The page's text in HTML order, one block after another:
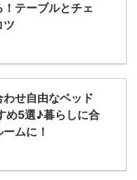
テーブルとチェ
ツ
わせ自由なベッド
め5選♪暮らしに合
ムに！